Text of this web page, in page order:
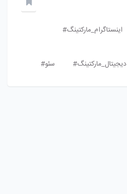
اینستاگرام_مارکتینگ#
دیجیتال_مارکتینگ# سئو#